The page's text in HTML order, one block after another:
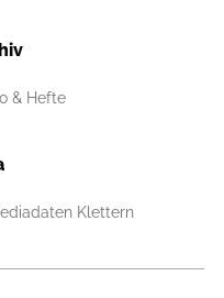
& Hefte
Klettern